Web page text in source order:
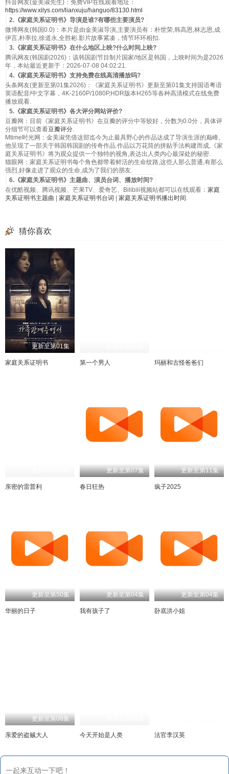
抖音网友(金美淑先生)：免费VIP在线观看地址：
https://www.xilys.com/lianxuju/hanguo/83130.html
2.《家庭关系证明书》导演是谁?有哪些主要演员?
微博网友(韩国0.0)：本片是由金美淑导演,主要演员有：朴世荣,韩高恩,林志恩,成
伊言,朴率拉,徐道永,全胜彬.影片故事紧凑，情节环环相扣.
3.《家庭关系证明书》在什么地区上映?什么时间上映?
腾讯网友(韩国剧2026)：该韩国剧节目制片国家/地区是韩国，上映时间为是2026
年，本站最近更新于：2026-07-08 04:02:21.
4.《家庭关系证明书》支持免费在线高清播放吗?
头条网友(更新至第01集2026)：《家庭关系证明书》更新至第01集支持国语粤语
英语配音/中文字幕，4K-2160P/1080P,HDR版本H265等各种高清模式在线免费
播放观看.
5.《家庭关系证明书》各大评分网站评价?
豆瓣网：目前《家庭关系证明书》在豆瓣的评分中等较好，分数为0.0分，具体评
分细节可以查看豆瓣评分.
Mtime时光网：金美淑凭借这部迄今为止最具野心的作品达成了导演生涯的巅峰,
他呈现了一部关于韩国韩国剧的传奇作品.作品以万花筒的拼贴手法构建而成,《家
庭关系证明书》将为观众提供一个独特的视角,表达出人类内心最深处的秘密.
猫眼网：家庭关系证明书每个角色都带着鲜活的生命纹路,这些人那么普通,有那么
强烈,好像走进了观众的生命,成为了我们的朋友.
6.《家庭关系证明书》主题曲、演员台词、播放时间?
在优酷视频、腾讯视频、芒果TV、爱奇艺、Bilibili视频站都可以在线观看： 家庭
关系证明书主题曲
家庭关系证明书台词 家庭关系证明书播出时间 .
猜你喜欢
更新至第01集
家庭关系证明书 第一个男人 玛丽和古怪爸爸们
亲密的雷普利
更新至第07集
春日狂热
更新至第11集
疯子2025
更新至第50集
华丽的日子
更新至第04集
我有孩子了
更新至第04集
卧底洪小姐
更新至第08集
亲爱的盗贼大人 今天开始是人类 法官李汉英